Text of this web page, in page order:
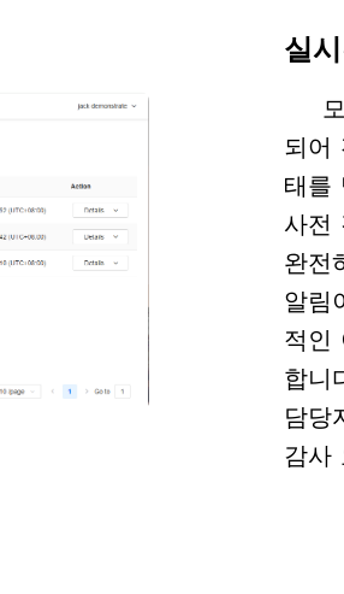
실
되어
태를
사전
완전
알림
적인
합니
담당
감사